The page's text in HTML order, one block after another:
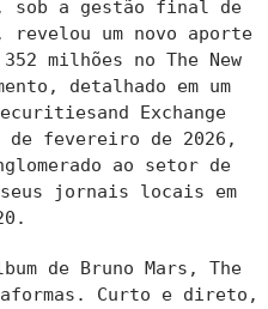
sob a gestão final de
revelou um novo aporte
milhões no The New
detalhado em um
Exchange
de fevereiro de 2026,
ao setor de
jornais locais em
de Bruno Mars, The
Curto e direto,